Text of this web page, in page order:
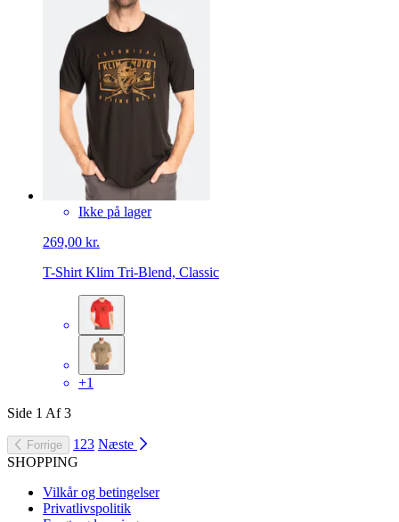
Ikke på lager
269,00 kr.
T-Shirt Klim Tri-Blend, Classic
+1
Side 1 Af3
Forrige 1 23 Næste
SHOPPING
Vilkår og betingelser
Privatlivspolitik